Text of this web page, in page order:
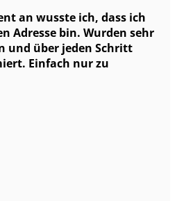
an wusste ich, dass ich
Adresse bin. Wurden sehr
und über jeden Schritt
Einfach nur zu